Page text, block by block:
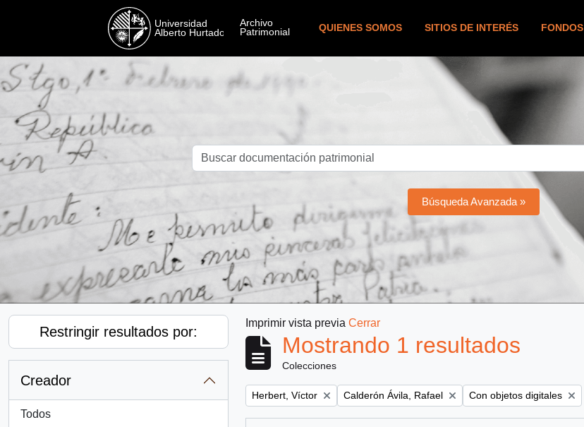
QUIENES SOMOS SITIOS DE INTERÉS FONDOS
Búsqueda Avanzada »
Restringir resultados por:
Creador
Todos
Imprimir vista previa Cerrar
Mostrando 1 resultados
Colecciones
Remove filter:
Herbert, Víctor Remove filter:
Calderón Ávila, Rafael Remove filter:
Con objetos digitales